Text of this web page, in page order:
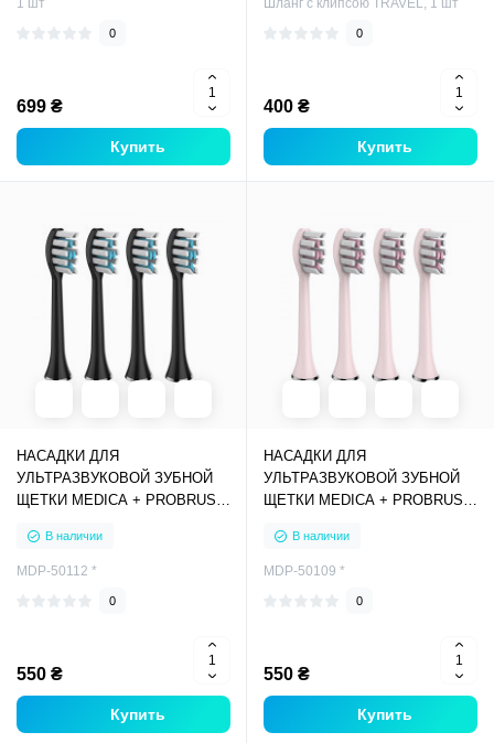
1 шт
0
699 ₴
Купить
Шланг с клипсою TRAVEL, 1 шт
0
400 ₴
Купить
НАСАДКИ ДЛЯ
УЛЬТРАЗВУКОВОЙ ЗУБНОЙ
ЩЕТКИ MEDICA + PROBRUSH
ШТУКИ)
В наличии
MDP-50112 *
0
550 ₴
Купить
НАСАДКИ ДЛЯ
УЛЬТРАЗВУКОВОЙ ЗУБНОЙ
ЩЕТКИ MEDICA + PROBRUSH
ШТУКИ)
В наличии
MDP-50109 *
0
550 ₴
Купить